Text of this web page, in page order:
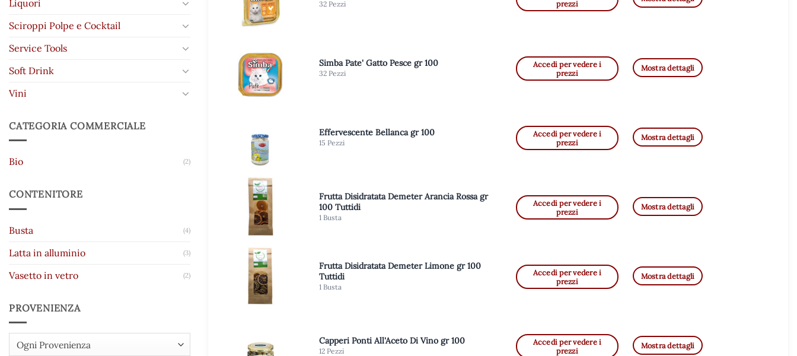
Liquori
Sciroppi Polpe e Cocktail
Service Tools
Soft Drink
Vini
CATEGORIA COMMERCIALE
Bio (2)
CONTENITORE
Busta (4)
Latta in alluminio (3)
Vasetto in vetro (2)
PROVENIENZA
Ogni Provenienza
32 Pezzi
prezzi
Simba Pate' Gatto Pesce gr 100
32 Pezzi
Accedi per vedere i
prezzi
Mostra dettagli
Effervescente Bellanca gr 100
15 Pezzi
Accedi per vedere i
prezzi
Mostra dettagli
Frutta Disidratata Demeter Arancia Rossa gr
100 Tuttidi
1 Busta
Accedi per vedere i
prezzi
Mostra dettagli
Frutta Disidratata Demeter Limone gr 100
Tuttidi
1 Busta
Accedi per vedere i
prezzi
Mostra dettagli
Capperi Ponti All'Aceto Di Vino gr 100
12 Pezzi
Accedi per vedere i
prezzi
Mostra dettagli